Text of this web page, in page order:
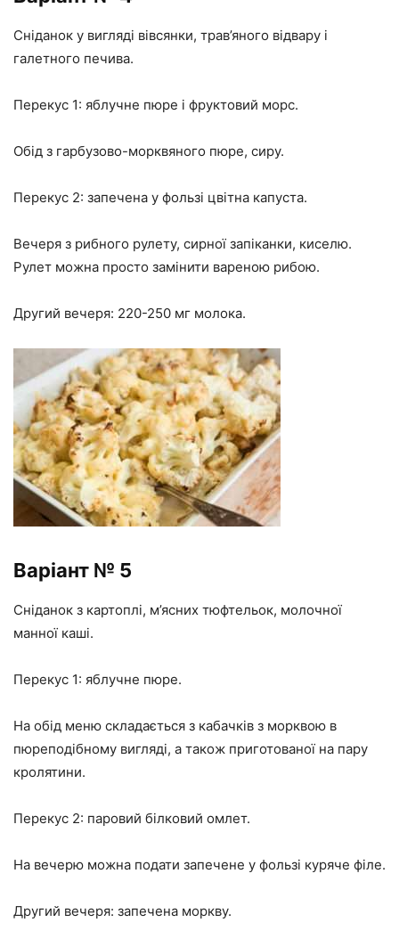
Сніданок у вигляді вівсянки, трав’яного відвару і
галетного печива.
Перекус 1: яблучне пюре і фруктовий морс.
Обід з гарбузово-морквяного пюре, сиру.
Перекус 2: запечена у фользі цвітна капуста.
Вечеря з рибного рулету, сирної запіканки, киселю.
Рулет можна просто замінити вареною рибою.
Другий вечеря: 220-250 мг молока.
Варіант № 5
Сніданок з картоплі, м’ясних тюфтельок, молочної
манної каші.
Перекус 1: яблучне пюре.
На обід меню складається з кабачків з морквою в
пюреподібному вигляді, а також приготованої на пару
кролятини.
Перекус 2: паровий білковий омлет.
На вечерю можна подати запечене у фользі куряче філе.
Другий вечеря: запечена моркву.